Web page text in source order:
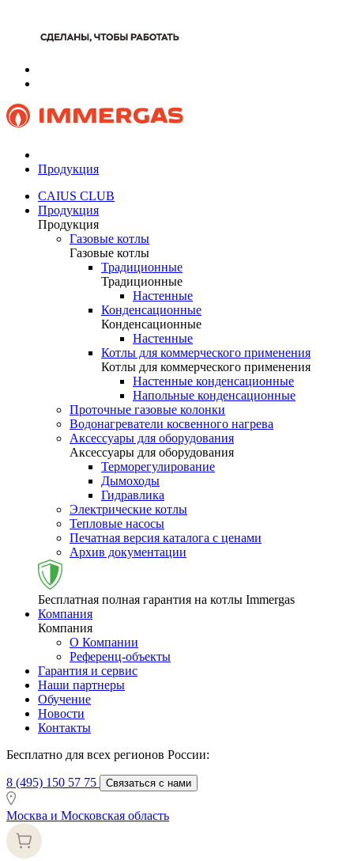
Продукция
CAIUS CLUB
Продукция
Продукция
Газовые котлы
Газовые котлы
Традиционные
Традиционные
Настенные
Конденсационные
Конденсационные
Настенные
Котлы для коммерческого применения
Котлы для коммерческого применения
Настенные конденсационные
Напольные конденсационные
Проточные газовые колонки
Водонагреватели косвенного нагрева
Аксессуары для оборудования
Аксессуары для оборудования
Терморегулирование
Дымоходы
Гидравлика
Электрические котлы
Тепловые насосы
Печатная версия каталога с ценами
Архив документации
Бесплатная полная гарантия на котлы Immergas
Компания
Компания
О Компании
Референц-объекты
Гарантия и сервис
Наши партнеры
Обучение
Новости
Контакты
Бесплатно для всех регионов России:
8 (495) 150 57 75 Связаться с нами
Москва и Московская область